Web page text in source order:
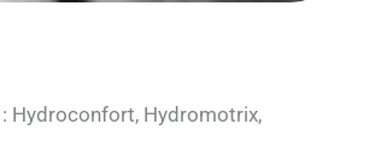
Hydroconfort, Hydromotrix,